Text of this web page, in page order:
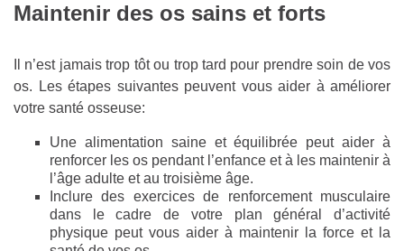
Maintenir des os sains et forts
Il n’est jamais trop tôt ou trop tard pour prendre soin de vos
os. Les étapes suivantes peuvent vous aider à améliorer
votre santé osseuse:
Une alimentation saine et équilibrée peut aider à
renforcer les os pendant l’enfance et à les maintenir à
l’âge adulte et au troisième âge.
Inclure des exercices de renforcement musculaire
dans le cadre de votre plan général d’activité
physique peut vous aider à maintenir la force et la